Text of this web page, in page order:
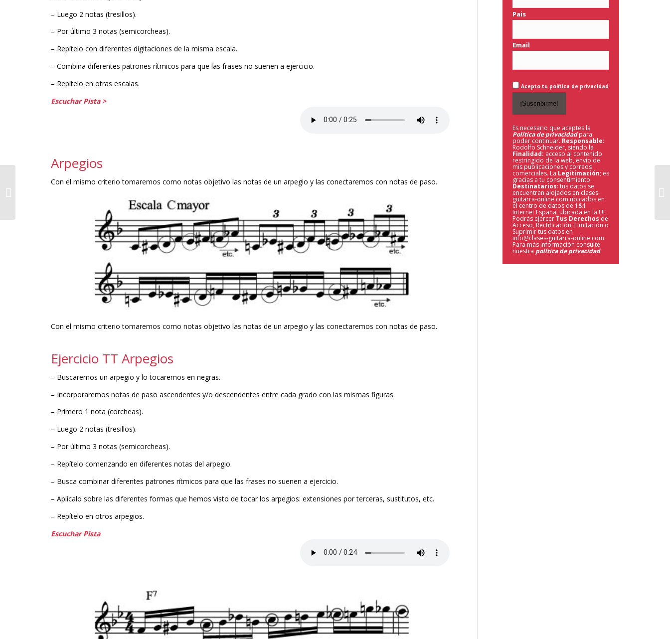
– Luego 2 notas (tresillos).
– Por último 3 notas (semicorcheas).
– Repítelo con diferentes digitaciones de la misma escala.
– Combina diferentes patrones rítmicos para que las frases no suenen a ejercicio.
– Repítelo en otras escalas.
Escuchar Pista >
Arpegios
Con el mismo criterio tomaremos como notas objetivo las notas de un arpegio y las conectaremos con notas de paso.
Con el mismo criterio tomaremos como notas objetivo las notas de un arpegio y las conectaremos con notas de paso.
Ejercicio TT Arpegios
– Buscaremos un arpegio y lo tocaremos en negras.
– Incorporaremos notas de paso ascendentes y/o descendentes entre cada grado con las mismas figuras.
– Primero 1 nota (corcheas).
– Luego 2 notas (tresillos).
– Por último 3 notas (semicorcheas).
– Repítelo comenzando en diferentes notas del arpegio.
– Busca combinar diferentes patrones rítmicos para que las frases no suenen a ejercicio.
– Aplícalo sobre las diferentes formas que hemos visto de tocar los arpegios: extensiones por terceras, sustitutos, etc.
– Repítelo en otros arpegios.
Escuchar Pista
Pais
Email
Acepto tu política de privacidad
Es necesario que aceptes la
Política de privacidad para
poder continuar. Responsable:
Rodolfo Schneider, siendo la
Finalidad: acceso al contenido
restringido de la web, envío de
mis publicaciones y correos
comerciales. La Legitimación; es
gracias a tu consentimiento.
Destinatarios: tus datos se
encuentran alojados en clases-
guitarra-online.com ubicados en
el centro de datos de 1&1
Internet España, ubicada en la UE.
Podrás ejercer Tus Derechos de
Acceso, Rectificación, Limitación o
Suprimir tus datos en
info@clases-guitarra-online.com.
Para más información consulte
nuestra política de privacidad
Relación escala-